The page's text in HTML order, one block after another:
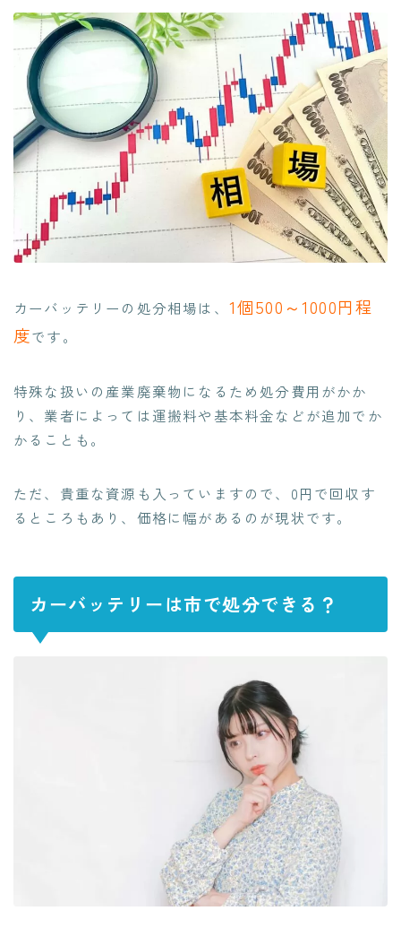
カーバッテリーの処分相場は、 1個500～1000円程
度です。
特殊な扱いの産業廃棄物になるため処分費用がかか
り、業者によっては運搬料や基本料金などが追加でか
かることも。
ただ、貴重な資源も入っていますので、0円で回収す
るところもあり、価格に幅があるのが現状です。
カーバッテリーは市で処分できる？